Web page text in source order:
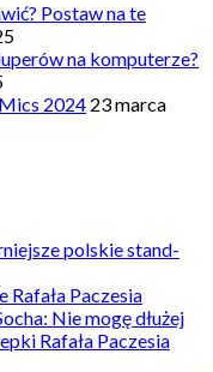
Postaw na te
na komputerze?
2024 23 marca
polskie stand-
Nie mogę dłużej
Rafała Paczesia